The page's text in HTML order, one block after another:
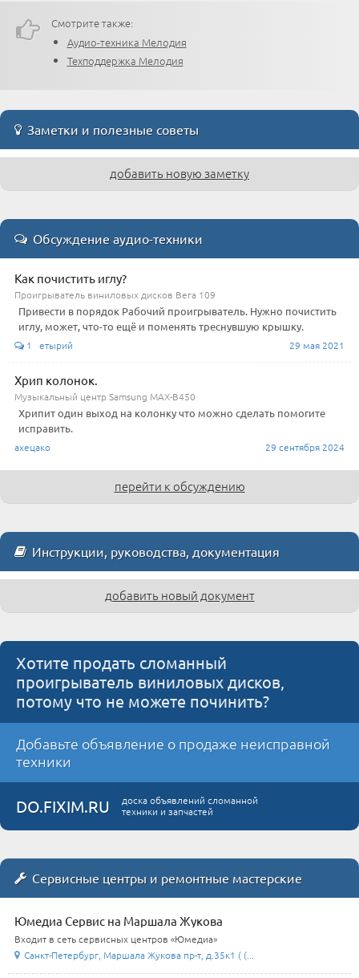
Смотрите также:
Аудио-техника Мелодия
Техподдержка Мелодия
Заметки и полезные советы
добавить новую заметку
Обсуждение аудио-техники
Как почистить иглу?
Проигрыватель виниловых дисков Вега 109
Привести в порядок Рабочий проигрыватель. Нужно почистить
иглу, может, что-то ещё и поменять треснувшую крышку.
1 етырий 29 мая 2021
Хрип колонок.
Музыкальный центр Samsung MAX-B450
Хрипит один выход на колонку что можно сделать помогите
исправить.
ахецако 29 сентября 2024
перейти к обсуждению
Инструкции, руководства, документация
добавить новый документ
Хотите продать сломанный
проигрыватель виниловых дисков,
потому что не можете починить?
Добавьте объявление о продаже неисправной
техники
DO.FIXIM.RU
доска объявлений сломанной
техники и запчастей
Сервисные центры и ремонтные мастерские
Юмедиа Сервис на Маршала Жукова
Входит в сеть сервисных центров «Юмедиа»
Санкт-Петербург, Маршала Жукова пр-т, д.35к1 ( (...